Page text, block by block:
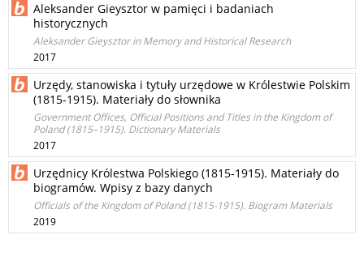
Aleksander Gieysztor w pamięci i badaniach
historycznych
Aleksander Gieysztor in Memory and Historical Research
2017
Urzędy, stanowiska i tytuły urzędowe w Królestwie Polskim
(1815-1915). Materiały do słownika
Government Offices, Official Positions and Titles in the Kingdom of
Poland (1815–1915). Dictionary Materials
2017
Urzędnicy Królestwa Polskiego (1815-1915). Materiały do
biogramów. Wpisy z bazy danych
Officials of the Kingdom of Poland (1815-1915). Biogram Materials
2019